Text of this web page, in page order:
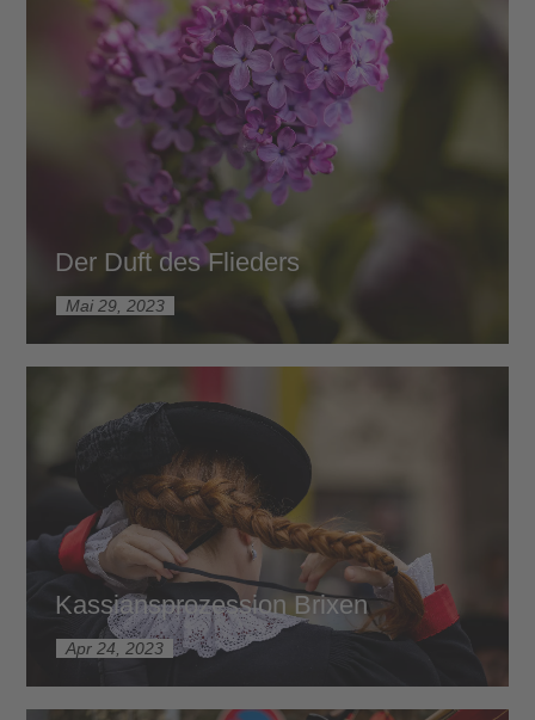
Der Duft des Flieders
Mai 29, 2023
Kassiansprozession Brixen
Apr 24, 2023